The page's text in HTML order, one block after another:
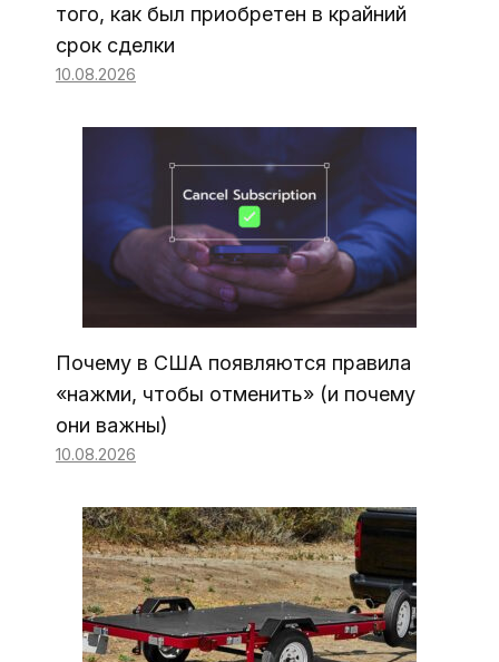
того, как был приобретен в крайний
срок сделки
10.08.2026
Почему в США появляются правила
«нажми, чтобы отменить» (и почему
они важны)
10.08.2026